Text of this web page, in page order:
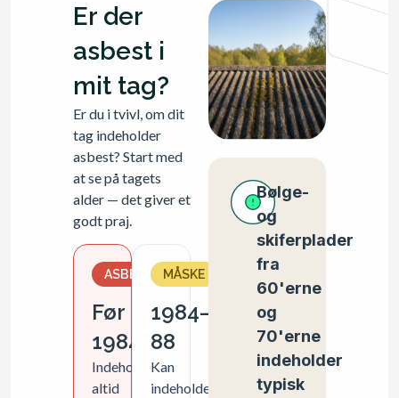
Er der
asbest i
mit tag?
Er du i tvivl, om dit
tag indeholder
asbest? Start med
at se på tagets
alder — det giver et
godt praj.
ASBEST
Før
1984
Indeholder
altid
MÅSKE
1984–
88
Kan
indeholde
Bølge-
og
skiferplader
fra
60'erne
og
70'erne
indeholder
typisk